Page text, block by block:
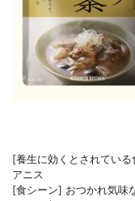
[養生に効くとされてい
アニス
[食シーン] おつかれ気味